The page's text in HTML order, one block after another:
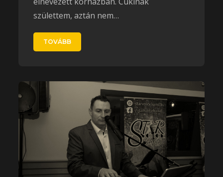
születtem, aztán nem…
TOVÁBB